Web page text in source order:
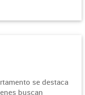
se destaca
buscan